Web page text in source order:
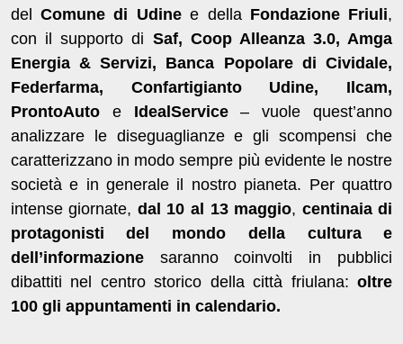
delComune di Udinee della Fondazione Friuli,
con il supporto di Saf, Coop Alleanza 3.0, Amga
Energia & Servizi, Banca Popolare di Cividale,
Federfarma, Confartigianto Udine, Ilcam,
ProntoAutoe IdealService– vuole quest’anno
analizzare le diseguaglianze e gli scompensi che
caratterizzano in modo sempre più evidente le nostre
società e in generale il nostro pianeta. Per quattro
intense giornate, dal 10 al 13 maggio, centinaia di
protagonisti
del mondo della cultura e
dell’informazionesaranno coinvolti in pubblici
dibattiti nel centro storico della città friulana:oltre
100 gli appuntamenti in calendario.